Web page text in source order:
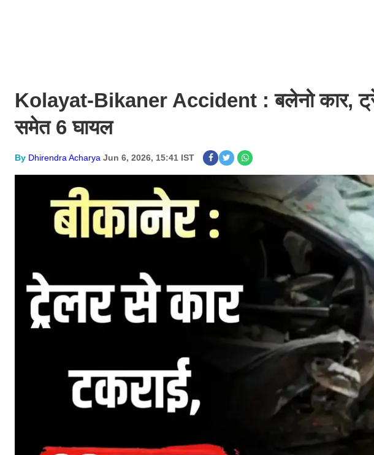
Kolayat-Bikaner Accident : बलेनो कार,
समेत 6 घायल
By Dhirendra Acharya Jun 6, 2026, 15:41 IST